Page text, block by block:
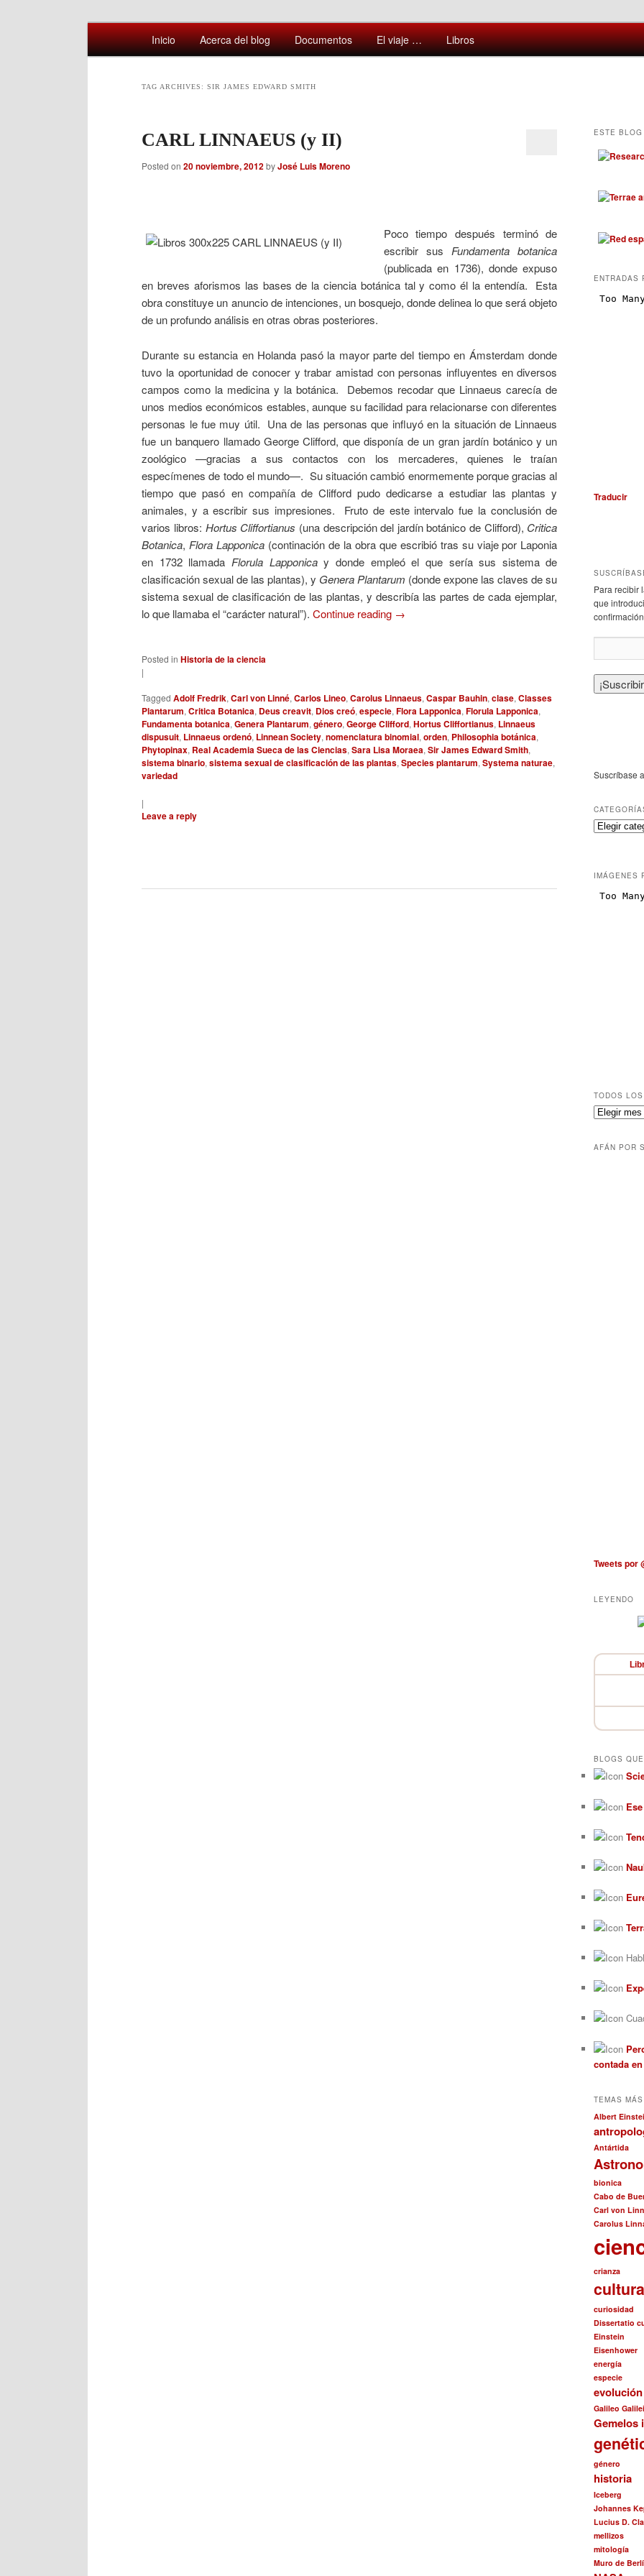
Comentarios sobre aspectos interesantes y sorprendentes del mundo que nos rodea
Main
menu
Skip
content
Skip
content
Inicio Acerca del blog Documentos El viaje … Libros
TAG ARCHIVES:SIR JAMES EDWARD SMITH
CARL LINNAEUS (y II)
Posted on20 noviembre, 2012byJosé Luis Moreno
Poco tiempo después terminó de
escribir susFundamenta botanica
(publicada en 1736), donde expuso
en breves aforismos las bases de la ciencia botánica tal y como él la entendía. Esta
obra constituye un anuncio de intenciones, un bosquejo, donde delinea lo que será objeto
de un profundo análisis en otras obras posteriores.
Durante su estancia en Holanda pasó la mayor parte del tiempo en Ámsterdam donde
tuvo la oportunidad de conocer y trabar amistad con personas influyentes en diversos
campos como la medicina y la botánica. Debemos recodar que Linnaeus carecía de
unos medios económicos estables, aunque su facilidad para relacionarse con diferentes
personas le fue muy útil. Una de las personas que influyó en la situación de Linnaeus
fue un banquero llamado George Clifford, que disponía de un gran jardín botánico y un
zoológico —gracias a sus contactos con los mercaderes, quienes le traían
especímenes de todo el mundo—. Su situación cambió enormemente porque gracias al
tiempo que pasó en compañía de Clifford pudo dedicarse a estudiar las plantas y
animales, y a escribir sus impresiones. Fruto de este intervalo fue la conclusión de
varios libros: Hortus Cliffortianus (una descripción del jardín botánico de Clifford), Critica
Botanica, Flora Lapponica (continación de la obra que escribió tras su viaje por Laponia
en 1732 llamada Florula Lapponicay donde empleó el que sería sus sistema de
clasificación sexual de las plantas), y Genera Plantarum (donde expone las claves de su
sistema sexual de clasificación de las plantas, y describía las partes de cada ejemplar,
lo que llamaba el “carácter natural”).Continue reading →
Posted in Historia de la ciencia
|
Tagged Adolf Fredrik,Carl von Linné,Carlos Lineo,Carolus Linnaeus,Caspar Bauhin,clase,Classes
Plantarum,Critica Botanica, Deus creavit, Dios creó,especie,Flora Lapponica,Florula Lapponica,
Fundamenta botanica,Genera Plantarum,género,George Clifford,Hortus Cliffortianus, Linnaeus
dispusuit, Linnaeus ordenó, Linnean Society,nomenclatura binomial,orden, Philosophia botánica,
Phytopinax, Real Academia Sueca de las Ciencias,Sara Lisa Moraea,Sir James Edward Smith,
sistema binario,sistema sexual de clasificación de las plantas,Species plantarum,Systema naturae,
variedad
|
Leave a reply
ESTE
ENTRADAS
Traducir
Para recibir
que
Suscríbase
IMÁGENES
TODOS
AFÁN POR
Tweets por
LEYENDO
BLOGS
contada
TEMAS
Albert
Antártida
bionica
Cabo de
Carl von
Carolus
crianza
cultura
curiosidad
Dissertatio
Einstein
Eisenhower
energía
especie
Galileo Galilei
Gemelos
género
historia
Iceberg
Johannes
Lucius D.
mellizos
mitología
Muro de